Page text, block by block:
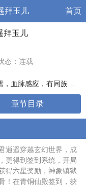
拜玉儿 首页
拜玉儿
态：连载
脉感应，有同族人来了？
章节目录
逍遥穿越玄幻世界，成
更得到签到系统，开局
得六星奖励，神象镇狱
！在青铜仙殿签到，获